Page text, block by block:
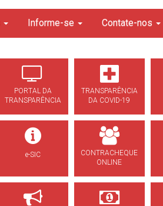
Informe-se Contate-nos
PORTAL DA
TRANSPARÊNCIA
TRANSPARÊNCIA
DA COVID-19
e-SIC
CONTRACHEQUE
ONLINE